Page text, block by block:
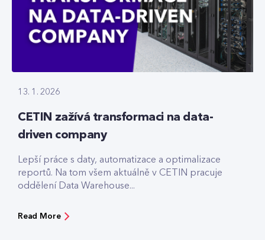
13. 1. 2026
CETIN zažívá transformaci na data-
driven company
Lepší práce s daty, automatizace a optimalizace
reportů. Na tom všem aktuálně v CETIN pracuje
oddělení Data Warehouse...
Read More